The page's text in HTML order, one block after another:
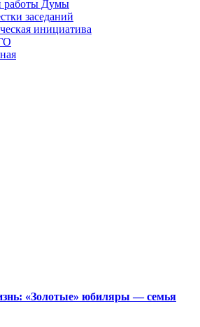
работы Думы
заседаний
инициатива
«Золотые» юбиляры — семья